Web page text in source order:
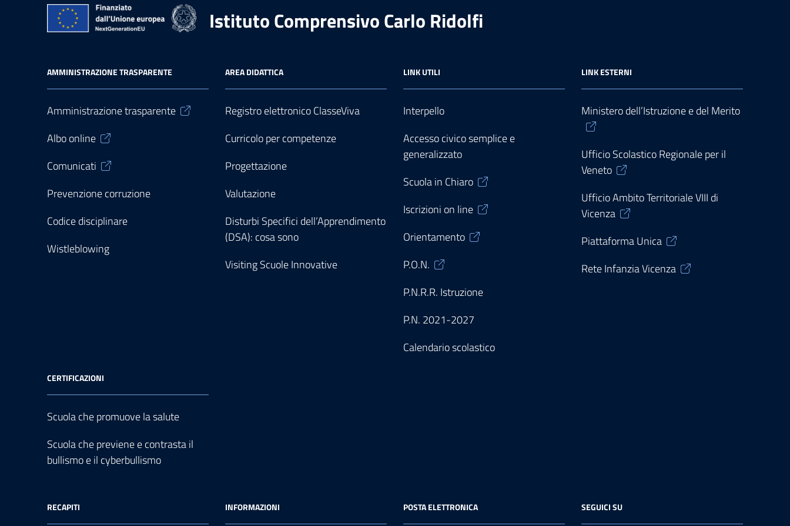
Istituto Comprensivo Carlo Ridolfi
AMMINISTRAZIONE TRASPARENTE
Amministrazione trasparente
Albo online
Comunicati
Prevenzione corruzione
Codice disciplinare
Wistleblowing
AREA DIDATTICA
Registro elettronico ClasseViva
Curricolo per competenze
Progettazione
Valutazione
Disturbi Specifici dell’Apprendimento
(DSA): cosa sono
Visiting Scuole Innovative
LINK UTILI
Interpello
Accesso civico semplice e
generalizzato
Scuola in Chiaro
Iscrizioni on line
Orientamento
P.O.N.
P.N.R.R. Istruzione
P.N. 2021-2027
Calendario scolastico
LINK ESTERNI
Ministero dell’Istruzione e del Merito
Ufficio Scolastico Regionale per il
Veneto
Ufficio Ambito Territoriale VIII di
Vicenza
Piattaforma Unica
Rete Infanzia Vicenza
CERTIFICAZIONI
Scuola che promuove la salute
Scuola che previene e contrasta il
bullismo e il cyberbullismo
RECAPITI INFORMAZIONI POSTA ELETTRONICA SEGUICI SU